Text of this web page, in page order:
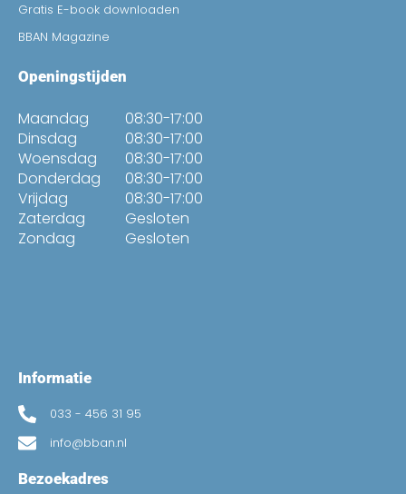
Gratis E-book downloaden
BBAN Magazine
Openingstijden
Maandag
Dinsdag
Woensdag
Donderdag
Vrijdag
Zaterdag
Zondag
08:30-17:00
08:30-17:00
08:30-17:00
08:30-17:00
08:30-17:00
Gesloten
Gesloten
Informatie
033 - 456 31 95
info@bban.nl
Bezoekadres